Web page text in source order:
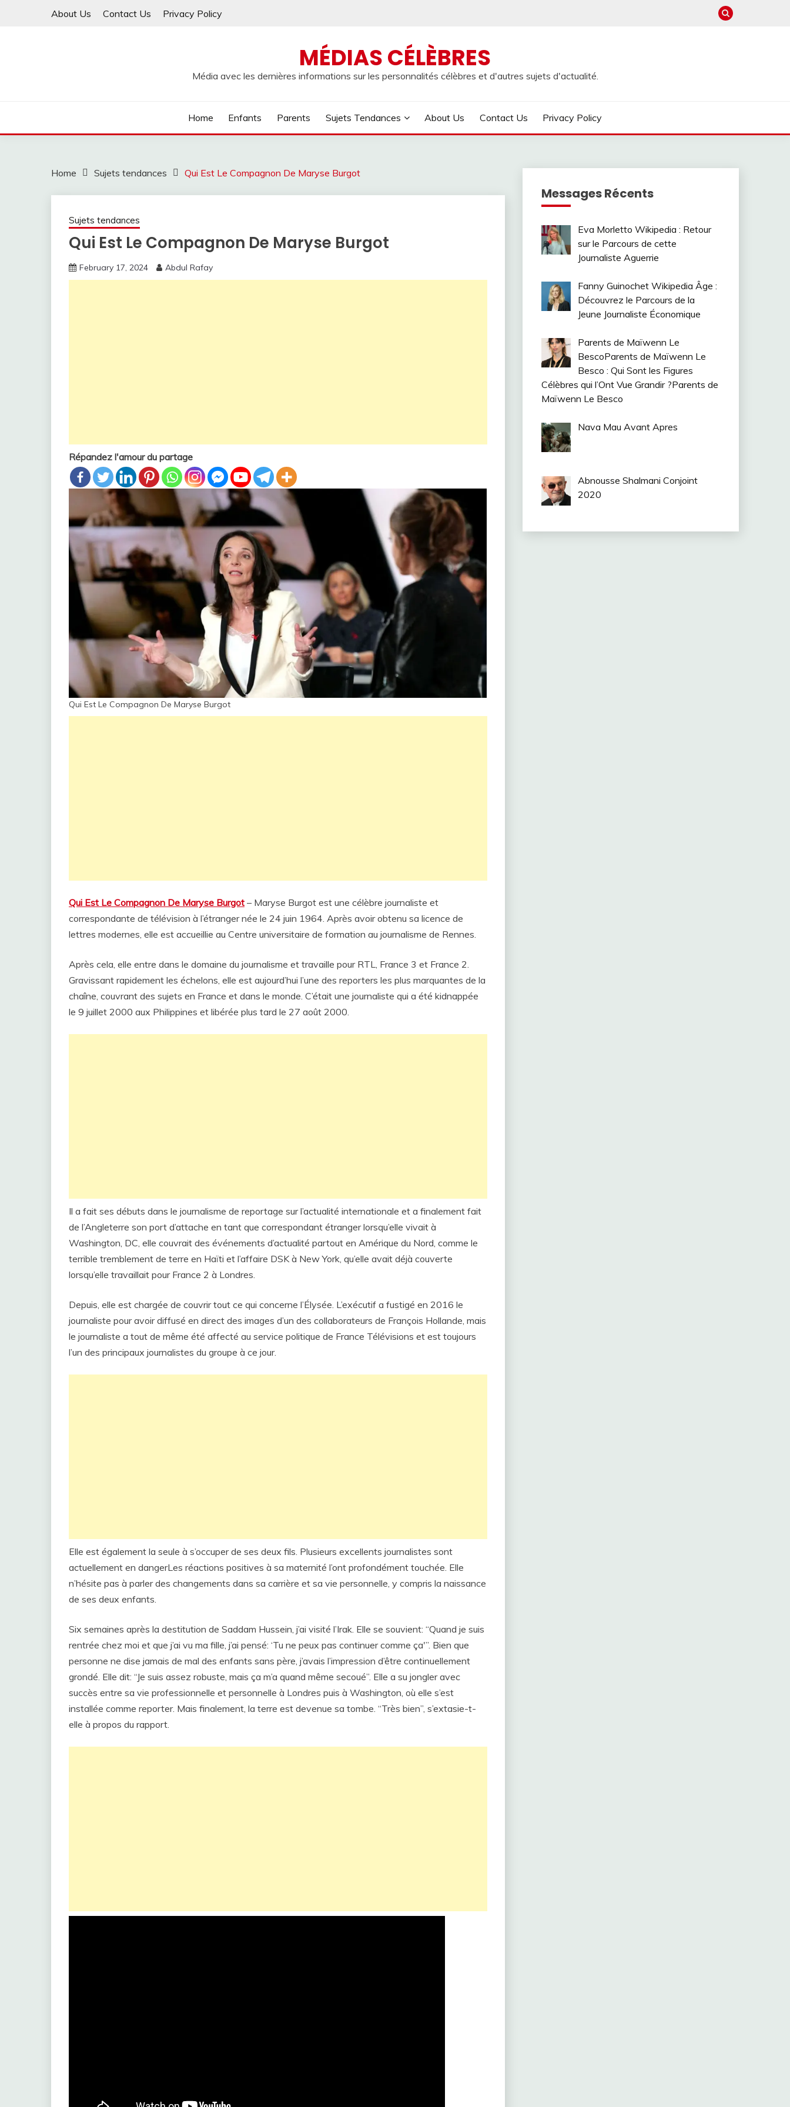
About Us Contact Us Privacy Policy
MÉDIAS CÉLÈBRES
Média avec les dernières informations sur les personnalités célèbres et d'autres sujets d'actualité.
Home Enfants Parents Sujets Tendances About Us Contact Us Privacy Policy
Home Sujets tendances Qui Est Le Compagnon De Maryse Burgot
Sujets tendances
Qui Est Le Compagnon De Maryse Burgot
February 17, 2024 Abdul Rafay
Répandez l'amour du partage
Qui Est Le Compagnon De Maryse Burgot
Qui Est Le Compagnon De Maryse Burgot – Maryse Burgot est une célèbre journaliste et
correspondante de télévision à l’étranger née le 24 juin 1964. Après avoir obtenu sa licence de
lettres modernes, elle est accueillie au Centre universitaire de formation au journalisme de Rennes.
Après cela, elle entre dans le domaine du journalisme et travaille pour RTL, France 3 et France 2.
Gravissant rapidement les échelons, elle est aujourd’hui l’une des reporters les plus marquantes de la
chaîne, couvrant des sujets en France et dans le monde. C’était une journaliste qui a été kidnappée
le 9 juillet 2000 aux Philippines et libérée plus tard le 27 août 2000.
Il a fait ses débuts dans le journalisme de reportage sur l’actualité internationale et a finalement fait
de l’Angleterre son port d’attache en tant que correspondant étranger lorsqu’elle vivait à
Washington, DC, elle couvrait des événements d’actualité partout en Amérique du Nord, comme le
terrible tremblement de terre en Haïti et l’affaire DSK à New York, qu’elle avait déjà couverte
lorsqu’elle travaillait pour France 2 à Londres.
Depuis, elle est chargée de couvrir tout ce qui concerne l’Élysée. L’exécutif a fustigé en 2016 le
journaliste pour avoir diffusé en direct des images d’un des collaborateurs de François Hollande, mais
le journaliste a tout de même été affecté au service politique de France Télévisions et est toujours
l’un des principaux journalistes du groupe à ce jour.
Elle est également la seule à s’occuper de ses deux fils. Plusieurs excellents journalistes sont
actuellement en dangerLes réactions positives à sa maternité l’ont profondément touchée. Elle
n’hésite pas à parler des changements dans sa carrière et sa vie personnelle, y compris la naissance
de ses deux enfants.
Six semaines après la destitution de Saddam Hussein, j’ai visité l’Irak. Elle se souvient: “Quand je suis
rentrée chez moi et que j’ai vu ma fille, j’ai pensé: ‘Tu ne peux pas continuer comme ça'”. Bien que
personne ne dise jamais de mal des enfants sans père, j’avais l’impression d’être continuellement
grondé. Elle dit: “Je suis assez robuste, mais ça m’a quand même secoué”. Elle a su jongler avec
succès entre sa vie professionnelle et personnelle à Londres puis à Washington, où elle s’est
installée comme reporter. Mais finalement, la terre est devenue sa tombe. “Très bien”, s’extasie-t-
elle à propos du rapport.
Messages Récents
Eva Morletto Wikipedia : Retour
sur le Parcours de cette
Journaliste Aguerrie
Fanny Guinochet Wikipedia Âge :
Découvrez le Parcours de la
Jeune Journaliste Économique
Parents de Maïwenn Le
BescoParents de Maïwenn Le
Besco : Qui Sont les Figures
Célèbres qui l’Ont Vue Grandir ?Parents de
Maïwenn Le Besco
Nava Mau Avant Apres
Abnousse Shalmani Conjoint
2020